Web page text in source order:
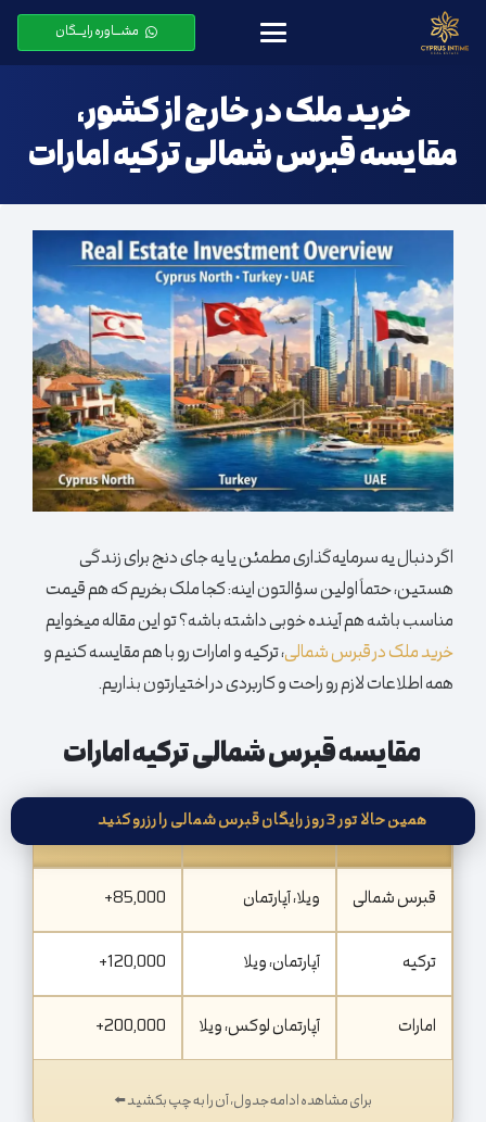
مشـــاوره رایـــگان
خرید ملک در خارج از کشور،
مقایسه قبرس شمالی ترکیه امارات
اگر دنبال یه سرمایه‌گذاری مطمئن یا یه جای دنج برای زندگی
هستین، حتماً اولین سؤالتون اینه: کجا ملک بخریم که هم قیمت
مناسب باشه هم آینده خوبی داشته باشه؟ تو این مقاله میخوایم
خرید ملک در قبرس شمالی، ترکیه و امارات رو با هم مقایسه کنیم و
همه اطلاعات لازم رو راحت و کاربردی در اختیارتون بذاریم.
مقایسه قبرس شمالی ترکیه امارات
کشور نوع ملک قیمت شروع (پوند)
قبرس شمالی ویلا، آپارتمان 85,000+
ترکیه آپارتمان، ویلا 120,000+
امارات آپارتمان لوکس، ویلا 200,000+
برای مشاهده ادامه جدول، آن را به چپ بکشید ⬅️
همین حالا تور 3 روز رایگان قبرس شمالی را رزرو کنید